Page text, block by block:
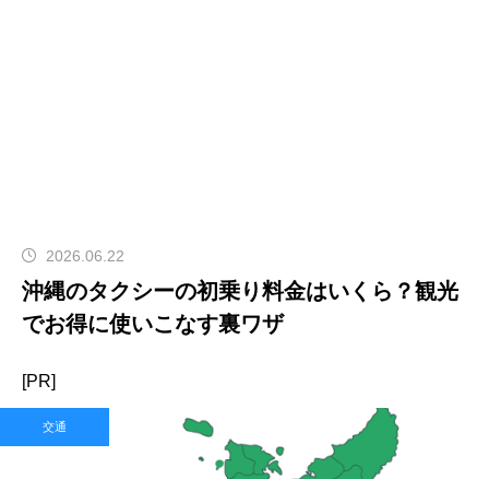
2026.06.22
沖縄のタクシーの初乗り料金はいくら？観光
でお得に使いこなす裏ワザ
[PR]
交通